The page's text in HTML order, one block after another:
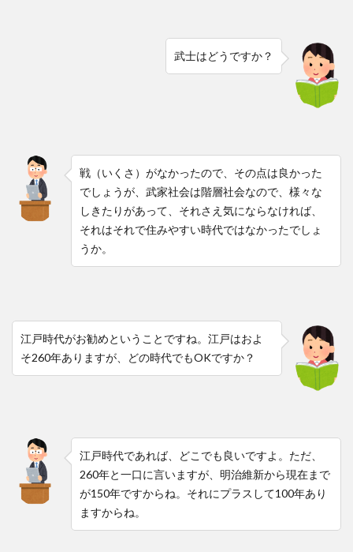
武士はどうですか？
戦（いくさ）がなかったので、その点は良かった
でしょうが、武家社会は階層社会なので、様々な
しきたりがあって、それさえ気にならなければ、
それはそれで住みやすい時代ではなかったでしょ
うか。
江戸時代がお勧めということですね。江戸はおよ
そ260年ありますが、どの時代でもOKですか？
江戸時代であれば、どこでも良いですよ。ただ、
260年と一口に言いますが、明治維新から現在まで
が150年ですからね。それにプラスして100年あり
ますからね。